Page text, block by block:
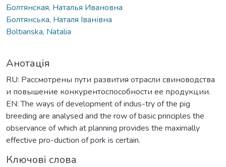
Болтянская, Наталья Ивановна
Болтянська, Наталя Іванівна
Boltianska, Natalia
Анотація
RU: Рассмотрены пути развития отрасли свиноводства
и повышение конкурентоспособности ее продукции.
EN: The ways of development of indus-try of the pig
breeding are analysed and the row of basic principles the
observance of which at planning provides the maximally
effective pro-duction of pork is certain.
Ключові слова